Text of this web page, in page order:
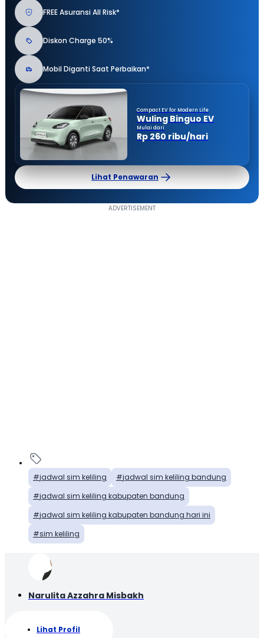
FREE Asuransi All Risk*
Diskon Charge 50%
Mobil Diganti Saat Perbaikan*
Compact EV for Modern Life
Wuling Binguo EV
Mulai dari
Rp 260 ribu/hari
Lihat Penawaran
jadwal sim keliling
jadwal sim keliling bandung
jadwal sim keliling kabupaten bandung
jadwal sim keliling kabupaten bandung hari ini
sim keliling
Narulita Azzahra Misbakh
Lihat Profil